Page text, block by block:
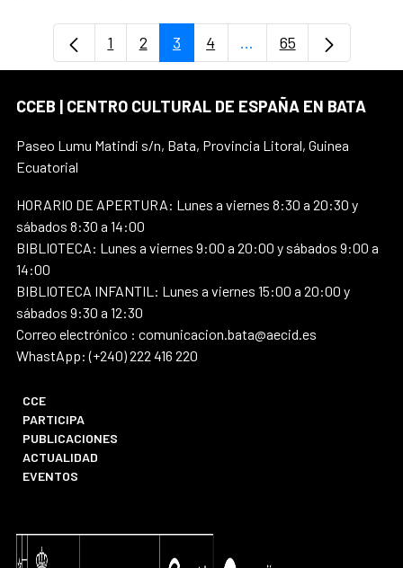
Página
1 Página
2 Página
3 Página
4 ...Páginas intermedias
Página
65
CCEB | CENTRO CULTURAL DE ESPAÑA EN BATA
Paseo Lumu Matindi s/n, Bata, Provincia Litoral, Guinea
Ecuatorial
HORARIO DE APERTURA: Lunes a viernes 8:30 a 20:30 y
sábados 8:30 a 14:00
BIBLIOTECA: Lunes a viernes 9:00 a 20:00 y sábados 9:00 a
14:00
BIBLIOTECA INFANTIL: Lunes a viernes 15:00 a 20:00 y
sábados 9:30 a 12:30
Correo electrónico : comunicacion.bata@aecid.es
WhastApp: (+240) 222 416 220
CCE
PARTICIPA
PUBLICACIONES
ACTUALIDAD
EVENTOS